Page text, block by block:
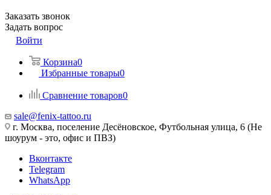
Заказать звонок
Задать вопрос
Войти
Корзина0
Избранные товары0
Сравнение товаров0
sale@fenix-tattoo.ru
г. Москва, поселение Десёновское, Футбольная улица, 6 (Не
шоурум - это, офис и ПВЗ)
Вконтакте
Telegram
WhatsApp